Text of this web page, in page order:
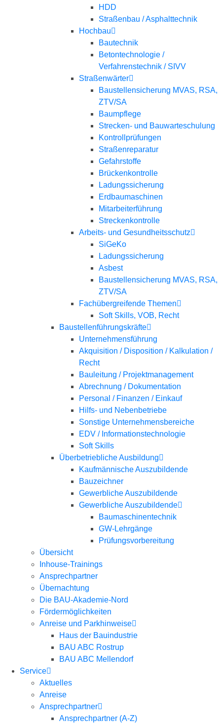
HDD
Straßenbau / Asphalttechnik
Hochbau
Bautechnik
Betontechnologie /
Verfahrenstechnik / SIVV
Straßenwärter
Baustellensicherung MVAS, RSA,
ZTV/SA
Baumpflege
Strecken- und Bauwarteschulung
Kontrollprüfungen
Straßenreparatur
Gefahrstoffe
Brückenkontrolle
Ladungssicherung
Erdbaumaschinen
Mitarbeiterführung
Streckenkontrolle
Arbeits- und Gesundheitsschutz
SiGeKo
Ladungssicherung
Asbest
Baustellensicherung MVAS, RSA,
ZTV/SA
Fachübergreifende Themen
Soft Skills, VOB, Recht
Baustellenführungskräfte
Unternehmensführung
Akquisition / Disposition / Kalkulation /
Recht
Bauleitung / Projektmanagement
Abrechnung / Dokumentation
Personal / Finanzen / Einkauf
Hilfs- und Nebenbetriebe
Sonstige Unternehmensbereiche
EDV / Informationstechnologie
Soft Skills
Überbetriebliche Ausbildung
Kaufmännische Auszubildende
Bauzeichner
Gewerbliche Auszubildende
Gewerbliche Auszubildende
Baumaschinentechnik
GW-Lehrgänge
Prüfungsvorbereitung
Übersicht
Inhouse-Trainings
Ansprechpartner
Übernachtung
Die BAU-Akademie-Nord
Fördermöglichkeiten
Anreise und Parkhinweise
Haus der Bauindustrie
BAU ABC Rostrup
BAU ABC Mellendorf
Service
Aktuelles
Anreise
Ansprechpartner
Ansprechpartner (A-Z)